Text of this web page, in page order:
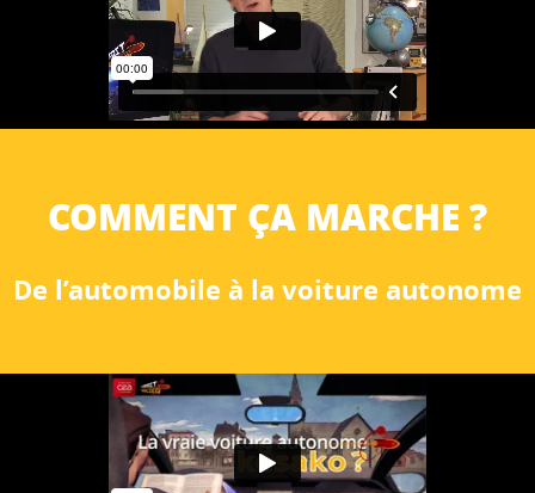
COMMENT ÇA MARCHE ?
De l’automobile à la voiture autonome